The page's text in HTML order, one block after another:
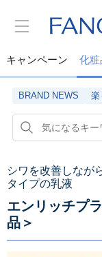
キャンペーン 化粧
BRAND NEWS 楽
シワを改善しなが
タイプの乳液
エンリッチプ
品＞